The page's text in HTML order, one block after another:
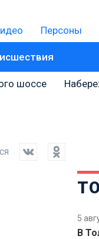
Персоны
шоссе
5
В